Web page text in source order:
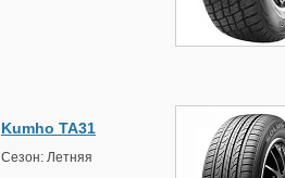
Kumho TA31
Сезон: Летняя